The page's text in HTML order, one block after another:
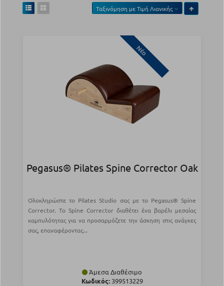
Ταξινόμηση μεΤιμή Λιανικής
Νέο
Pegasus® Pilates Spine Corrector Oak
Ολοκληρώστε το Pilates Studio σας με το Pegasus® Spine
Corrector. Το Spine Corrector διαθέτει ένα βαρέλι μεσαίας
καμπυλότητας για να προσαρμόζετε την άσκηση στις ανάγκες
σας, επαναφέροντας...
Άμεσα Διαθέσιμο
Κωδικός:399513229